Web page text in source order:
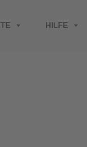
HILFE